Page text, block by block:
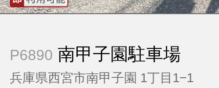
P6890 南甲子園駐車場
兵庫県西宮市南甲子園 1丁目1−1